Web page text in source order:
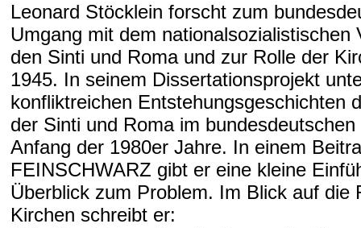
Leonard Stöcklein forscht zum
Umgang mit dem nationalsozialistischen
den Sinti und Roma und zur Rolle der
1945. In seinem Dissertationsprojekt
konfliktreichen Entstehungsgeschichten
der Sinti und Roma im
Anfang der 1980er Jahre. In einem
FEINSCHWARZ gibt er eine kleine
Überblick zum Problem. Im Blick auf die
Kirchen schreibt er: